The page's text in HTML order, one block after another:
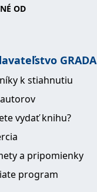
OD
GRADA
k stiahnutiu
vydať knihu?
a pripomienky
program